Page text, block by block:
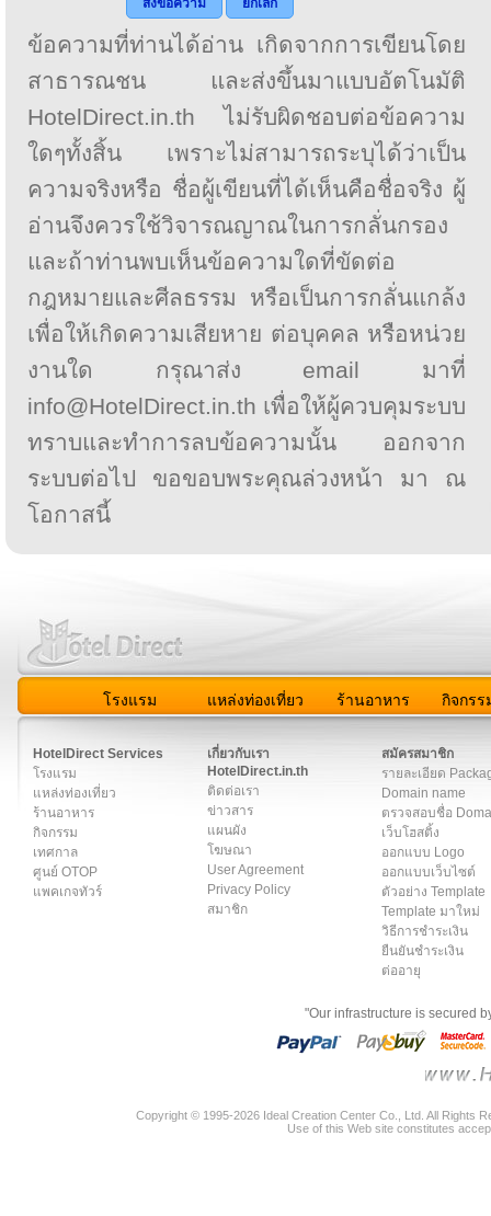
ส่งข้อความ ยกเลิก
ข้อความที่ท่านได้อ่าน เกิดจากการเขียนโดย
สาธารณชน และส่งขึ้นมาแบบอัตโนมัติ
HotelDirect.in.th ไม่รับผิดชอบต่อข้อความ
ใดๆทั้งสิ้น เพราะไม่สามารถระบุได้ว่าเป็น
ความจริงหรือ ชื่อผู้เขียนที่ได้เห็นคือชื่อจริง ผู้
อ่านจึงควรใช้วิจารณญาณในการกลั่นกรอง
และถ้าท่านพบเห็นข้อความใดที่ขัดต่อ
กฎหมายและศีลธรรม หรือเป็นการกลั่นแกล้ง
เพื่อให้เกิดความเสียหาย ต่อบุคคล หรือหน่วย
งานใด กรุณาส่ง email มาที่
info@HotelDirect.in.th เพื่อให้ผู้ควบคุมระบบ
ทราบและทำการลบข้อความนั้น ออกจาก
ระบบต่อไป ขอขอบพระคุณล่วงหน้า มา ณ
โอกาสนี้
โรงแรม แหล่งท่องเที่ยว ร้านอาหาร กิจกรร
HotelDirect Services
โรงแรม
แหล่งท่องเที่ยว
ร้านอาหาร
กิจกรรม
เทศกาล
ศูนย์ OTOP
แพคเกจทัวร์
เกี่ยวกับเรา
HotelDirect.in.th
ติดต่อเรา
ข่าวสาร
แผนผัง
โฆษณา
User Agreement
Privacy Policy
สมาชิก
สมัครสมาชิก
รายละเอียด
Domain name
ตรวจสอบชื่อ
เว็บโฮสติ้ง
ออกแบบ Logo
ออกแบบเว็บไซต์
ตัวอย่าง Template
Template มาใหม่
วิธีการชำระเงิน
ยืนยันชำระเงิน
ต่ออายุ
"Our infrastructure is secured
Copyright © 1995-2026 Ideal Creation Center Co., Ltd. All Rights
Use of this Web site constitutes